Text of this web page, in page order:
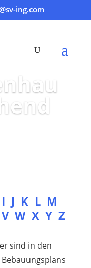
ing.com
I J K L M
V W X Y Z
sind in den